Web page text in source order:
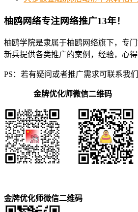
柚鸥网络专注网络推广13年！
柚鸥学院是隶属于柚鸥网络旗下，专
新兵提供各类推广的案例，经验，心得
PS：若有疑问或者推广需求可联系我们
金牌优化师微信二维码
金牌优化师微信二维码